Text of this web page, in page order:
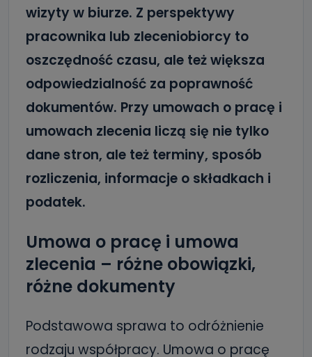
wizyty w biurze. Z perspektywy
pracownika lub zleceniobiorcy to
oszczędność czasu, ale też większa
odpowiedzialność za poprawność
dokumentów. Przy umowach o pracę i
umowach zlecenia liczą się nie tylko
dane stron, ale też terminy, sposób
rozliczenia, informacje o składkach i
podatek.
Umowa o pracę i umowa
zlecenia – różne obowiązki,
różne dokumenty
Podstawowa sprawa to odróżnienie
rodzaju współpracy. Umowa o pracę